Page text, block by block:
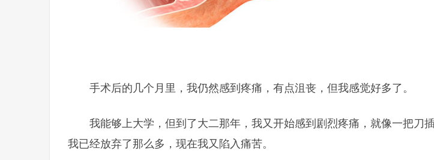
手术后的几个月里，我仍然感到疼痛，有点沮丧，但我感觉好多了。
我能够上大学，但到了大二那年，我又开始感到剧烈疼痛，就像一把刀插
我已经放弃了那么多，现在我又陷入痛苦。